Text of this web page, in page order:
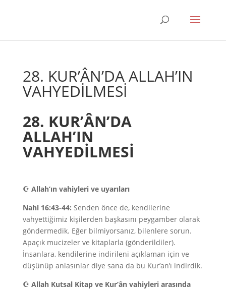
28. KUR’ÂN’DA ALLAH’IN
VAHYEDİLMESİ
28. KUR’ÂN’DA
ALLAH’IN
VAHYEDİLMESİ
☪ Allah’ın vahiyleri ve uyarıları
Nahl 16:43-44: Senden önce de, kendilerine
vahyettiğimiz kişilerden başkasını peygamber olarak
göndermedik. Eğer bilmiyorsanız, bilenlere sorun.
Apaçık mucizeler ve kitaplarla (gönderildiler).
İnsanlara, kendilerine indirileni açıklaman için ve
düşünüp anlasınlar diye sana da bu Kur’an’ı indirdik.
☪ Allah Kutsal Kitap ve Kur’ân vahiyleri arasında